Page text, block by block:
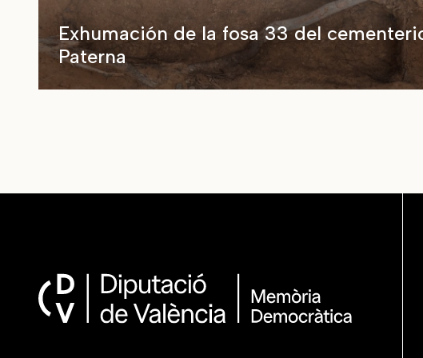
Exhumación de la fosa 33 del
Paterna